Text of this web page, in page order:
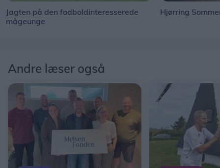
Jagten på den fodboldinteresserede
mågeunge
Hjørring
Andre læser også